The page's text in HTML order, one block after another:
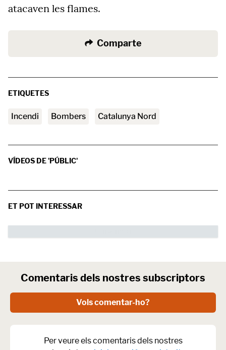
atacaven les flames.
Comparte
ETIQUETES
incendi Bombers Catalunya Nord
VÍDEOS DE 'PÚBLIC'
ET POT INTERESSAR
Comentaris dels nostres subscriptors
Vols comentar-ho?
Per veure els comentaris dels nostres